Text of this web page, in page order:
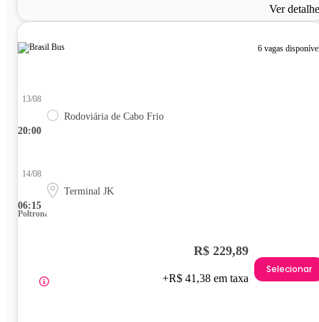
Ver
6 vagas
20:00
13/08
Rodoviária de Cabo Frio
06:15
14/08
Terminal JK
Poltrona
R$ 229,89
+R$ 41,38 em taxa
Selecionar